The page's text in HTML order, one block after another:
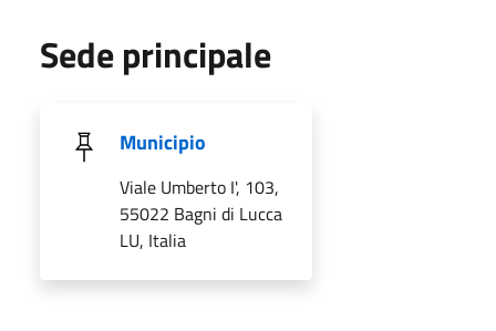
Sede principale
Municipio
Viale Umberto I', 103,
55022 Bagni di Lucca
LU, Italia